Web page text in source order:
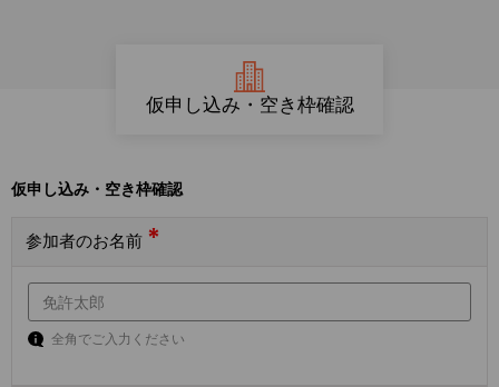
仮申し込み・空き枠確認
仮申し込み・空き枠確認
参加者のお名前 *
全角でご入力ください